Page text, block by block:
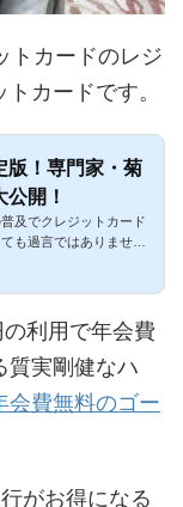
トカードのレジ
カードです。
版！専門家・菊
開！
及でクレジットカード
も過言ではありませ
利用で年会費
質実剛健なハ
会費無料のゴー
がお得になる